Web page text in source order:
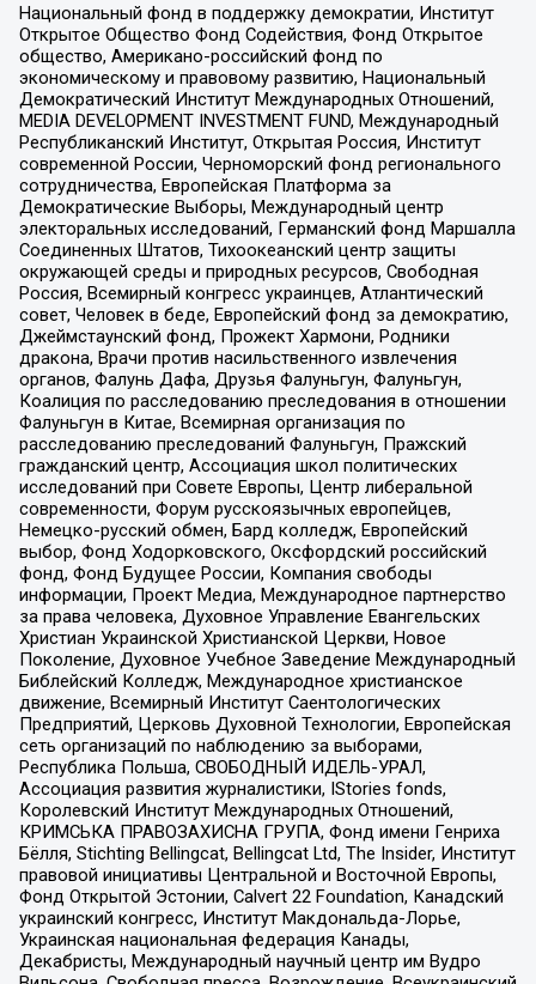
Национальный фонд в поддержку демократии, Институт
Открытое Общество Фонд Содействия, Фонд Открытое
общество, Американо-российский фонд по
экономическому и правовому развитию, Национальный
Демократический Институт Международных Отношений,
MEDIA DEVELOPMENT INVESTMENT FUND, Международный
Республиканский Институт, Открытая Россия, Институт
современной России, Черноморский фонд регионального
сотрудничества, Европейская Платформа за
Демократические Выборы, Международный центр
электоральных исследований, Германский фонд Маршалла
Соединенных Штатов, Тихоокеанский центр защиты
окружающей среды и природных ресурсов, Свободная
Россия, Всемирный конгресс украинцев, Атлантический
совет, Человек в беде, Европейский фонд за демократию,
Джеймстаунский фонд, Прожект Хармони, Родники
дракона, Врачи против насильственного извлечения
органов, Фалунь Дафа, Друзья Фалуньгун, Фалуньгун,
Коалиция по расследованию преследования в отношении
Фалуньгун в Китае, Всемирная организация по
расследованию преследований Фалуньгун, Пражский
гражданский центр, Ассоциация школ политических
исследований при Совете Европы, Центр либеральной
современности, Форум русскоязычных европейцев,
Немецко-русский обмен, Бард колледж, Европейский
выбор, Фонд Ходорковского, Оксфордский российский
фонд, Фонд Будущее России, Компания свободы
информации, Проект Медиа, Международное партнерство
за права человека, Духовное Управление Евангельских
Христиан Украинской Христианской Церкви, Новое
Поколение, Духовное Учебное Заведение Международный
Библейский Колледж, Международное христианское
движение, Всемирный Институт Саентологических
Предприятий, Церковь Духовной Технологии, Европейская
сеть организаций по наблюдению за выборами,
Республика Польша, СВОБОДНЫЙ ИДЕЛЬ-УРАЛ,
Ассоциация развития журналистики, IStories fonds,
Королевский Институт Международных Отношений,
КРИМСЬКА ПРАВОЗАХИСНА ГРУПА, Фонд имени Генриха
Бёлля, Stichting Bellingcat, Bellingcat Ltd, The Insider, Институт
правовой инициативы Центральной и Восточной Европы,
Фонд Открытой Эстонии, Calvert 22 Foundation, Канадский
украинский конгресс, Институт Макдональда-Лорье,
Украинская национальная федерация Канады,
Декабристы, Международный научный центр им Вудро